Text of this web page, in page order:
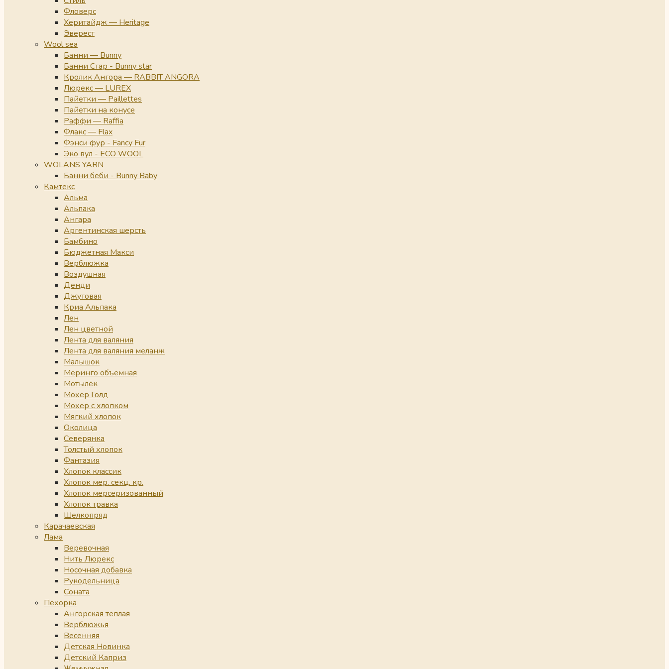
Фловерс
Херитайдж — Heritage
Эверест
Wool sea
Банни — Bunny
Банни Стар - Bunny star
Кролик Ангора — RABBIT ANGORA
Люрекс — LUREX
Пайетки — Paillettes
Пайетки на конусе
Раффи — Raffia
Флакс — Flax
Фэнси фур - Fancy Fur
Эко вул - ECO WOOL
WOLANS YARN
Банни беби - Bunny Baby
Камтекс
Альма
Альпака
Ангара
Аргентинская шерсть
Бамбино
Бюджетная Макси
Верблюжка
Воздушная
Денди
Джутовая
Криа Альпака
Лен
Лен цветной
Лента для валяния
Лента для валяния меланж
Малышок
Меринго объемная
Мотылёк
Мохер Голд
Мохер с хлопком
Мягкий хлопок
Околица
Северянка
Толстый хлопок
Фантазия
Хлопок классик
Хлопок мер. секц. кр.
Хлопок мерсеризованный
Хлопок травка
Шелкопряд
Карачаевская
Лама
Веревочная
Нить Люрекс
Носочная добавка
Рукодельница
Соната
Пехорка
Ангорская теплая
Верблюжья
Весенняя
Детская Новинка
Детский Каприз